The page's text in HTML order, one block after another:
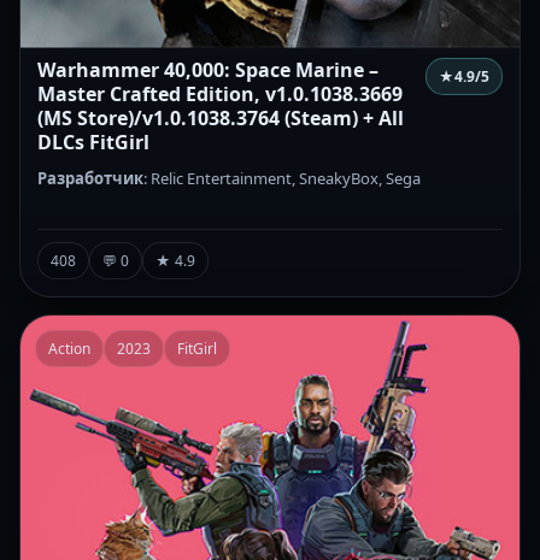
Warhammer 40,000: Space Marine –
Master Crafted Edition, v1.0.1038.3669
(MS Store)/v1.0.1038.3764 (Steam) + All
DLCs FitGirl
★4.9/5
Разработчик: Relic Entertainment, SneakyBox, Sega
408 💬 0 ★ 4.9
Action 2023 FitGirl